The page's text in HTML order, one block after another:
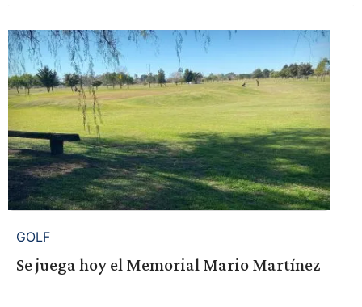
GOLF
Se juega hoy el Memorial Mario Martínez